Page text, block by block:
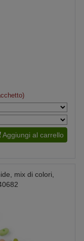
Aggiungi al carrello
mix di colori,